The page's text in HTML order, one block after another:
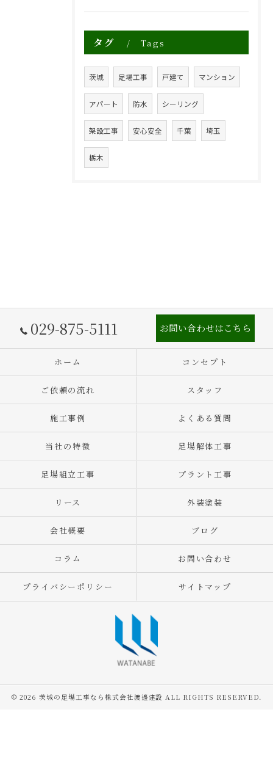
タグ Tags
茨城 足場工事 戸建て マンション
アパート 防水 シーリング
架設工事 安心安全 千葉 埼玉
栃木
029-875-5111 お問い合わせはこちら
ホーム コンセプト
ご依頼の流れ スタッフ
施工事例 よくある質問
当社の特徴 足場解体工事
足場組立工事 プラント工事
リース 外装塗装
会社概要 ブログ
コラム お問い合わせ
プライバシーポリシー サイトマップ
© 2026 茨城の足場工事なら株式会社渡邊建設 ALL RIGHTS RESERVED.